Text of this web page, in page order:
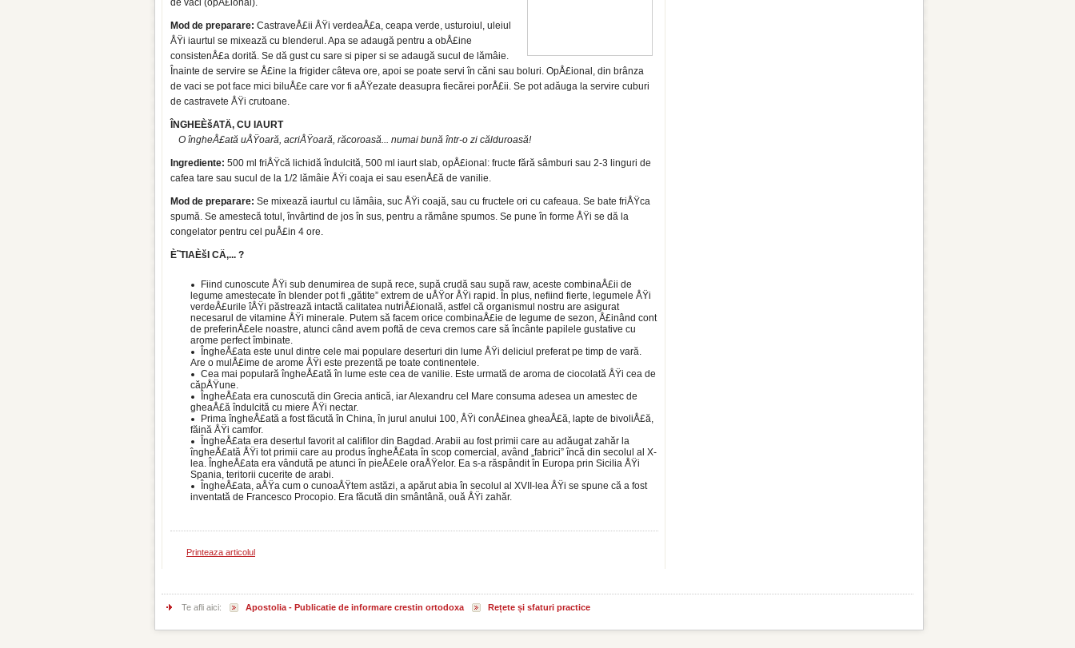
de vaci (opÅ£ional).
Mod de preparare: CastraveÅ£ii ÅŸi ver­deaÅ£a, ceapa verde, usturoiul, uleiul
ÅŸi iaur­tul se mixează cu blenderul. Apa se adaugă pentru a obÅ£ine
consistenÅ£a dorită. Se dă gust cu sare si piper si se adaugă sucul de lămâie.
Înainte de servire se Å£ine la frigider câteva ore, apoi se poate servi în căni sau boluri. OpÅ£ional, din brânza
de vaci se pot face mici biluÅ£e care vor fi aÅŸezate deasu­pra fiecărei porÅ£ii. Se pot adăuga la servire cuburi
de castravete ÅŸi crutoane.
ÎNGHEÈšATÄ‚ CU IAURT
O îngheÅ£ată uÅŸoară, acriÅŸoară, răco­roasă... numai bună într-o zi călduroasă!
Ingrediente: 500 ml friÅŸcă lichidă în­dulcită, 500 ml iaurt slab, opÅ£ional: fruc­te fără sâmburi sau 2-3 linguri de
cafea tare sau sucul de la 1/2 lămâie ÅŸi coaja ei sau esenÅ£ă de vanilie.
Mod de preparare: Se mixează iaurtul cu lămâia, suc ÅŸi coajă, sau cu fructele ori cu cafeaua. Se bate friÅŸca
spumă. Se ames­tecă totul, învârtind de jos în sus, pentru a rămâne spumos. Se pune în forme ÅŸi se dă la
congelator pentru cel puÅ£in 4 ore.
È˜TIAÈšI CÄ‚... ?
Fiind cunoscute ÅŸi sub denumirea de supă rece, supă crudă sau supă raw, aceste combinaÅ£ii de
legume amestecate în blender pot fi „gătite” extrem de uÅŸor ÅŸi rapid. În plus, nefiind fierte, legumele ÅŸi
verdeÅ£urile îÅŸi păstrează intactă calitatea nutri­Å£ională, astfel că organismul nostru are asigurat
necesarul de vitamine ÅŸi minera­le. Putem să facem orice combinaÅ£ie de legume de sezon, Å£inând cont
de preferin­Å£ele noastre, atunci când avem poftă de ceva cremos care să încânte papilele gus­tative cu
arome perfect îmbinate.
ÎngheÅ£ata este unul dintre cele mai populare deserturi din lume ÅŸi deliciul preferat pe timp de vară.
Are o mulÅ£ime de arome ÅŸi este prezentă pe toate conti­nentele.
Cea mai populară îngheÅ£ată în lume este cea de vanilie. Este urmată de aroma de ciocolată ÅŸi cea de
căpÅŸune.
ÎngheÅ£ata era cunoscută din Grecia antică, iar Alexandru cel Mare consuma adesea un amestec de
gheaÅ£ă îndulcită cu miere ÅŸi nectar.
Prima îngheÅ£ată a fost făcută în China, în jurul anului 100, ÅŸi conÅ£inea gheaÅ£ă, lapte de bivoliÅ£ă,
făină ÅŸi camfor.
ÎngheÅ£ata era desertul favorit al cali­filor din Bagdad. Arabii au fost primii care au adăugat zahăr la
îngheÅ£ată ÅŸi tot primii care au produs îngheÅ£ata în scop comer­cial, având „fabrici” încă din secolul al X-
lea. ÎngheÅ£ata era vândută pe atunci în pieÅ£ele oraÅŸelor. Ea s-a răspândit în Europa prin Sicilia ÅŸi
Spania, teritorii cucerite de arabi.
ÎngheÅ£ata, aÅŸa cum o cunoaÅŸtem as­tăzi, a apărut abia în secolul al XVII-lea ÅŸi se spune că a fost
inventată de Francesco Procopio. Era făcută din smântână, ouă ÅŸi zahăr.
Printeaza articolul
Te afli aici: Apostolia - Publicatie de informare crestin ortodoxa Rețete și sfaturi practice